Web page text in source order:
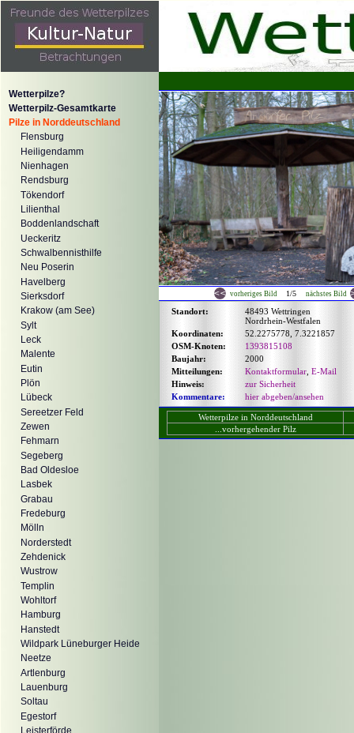
Wetterpilze?
Wetterpilz-Gesamtkarte
Pilze in Norddeutschland
Flensburg
Heiligendamm
Nienhagen
Rendsburg
Tökendorf
Lilienthal
Boddenlandschaft
Ueckeritz
Schwalbennisthilfe
Neu Poserin
Havelberg
Sierksdorf
Krakow (am See)
Sylt
Leck
Malente
Eutin
Plön
Lübeck
Sereetzer Feld
Zewen
Fehmarn
Segeberg
Bad Oldesloe
Lasbek
Grabau
Fredeburg
Mölln
Norderstedt
Zehdenick
Wustrow
Templin
Wohltorf
Hamburg
Hanstedt
Wildpark Lüneburger Heide
Neetze
Artlenburg
Lauenburg
Soltau
Egestorf
Leisterförde
vorheriges Bild 1/5 nächstes Bild
Standort:
48493 Wettringen
Nordrhein-Westfalen
Koordinaten:
52.2275778, 7.3221857
OSM-Knoten:
1393815108
Baujahr:
2000
Mitteilungen:
Kontaktformular E-Mail
Hinweis:
zur Sicherheit
Kommentare:
hier abgeben/ansehen
Wetterpilze in Norddeutschland
...vorhergehender Pilz